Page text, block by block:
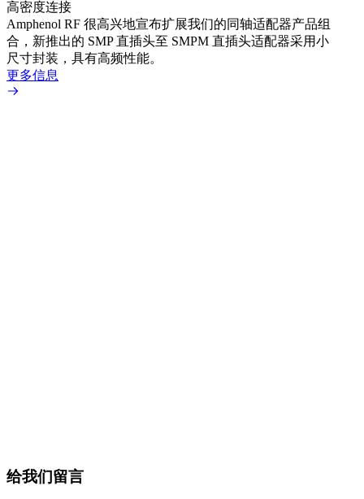
高密度连接
Amphenol RF 很高兴地宣布扩展我们的同轴适配器产品组
合，新推出的 SMP 直插头至 SMPM 直插头适配器采用小
尺寸封装，具有高频性能。
更多信息
给我们留言